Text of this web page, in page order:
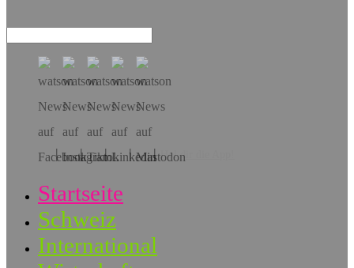
Hol dir die App!
Startseite
Schweiz
International